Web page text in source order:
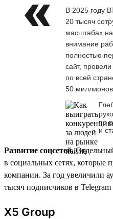
В 2025 году
20 тысяч
масштабах
внимание
полностью
сайт,
по всей
50
по
и
Развитие соцсетей.
в социальных сетях, которые
компании. За год увеличили
тысяч подписчиков в
X5 Group